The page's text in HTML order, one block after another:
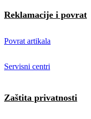
Reklamacije i povrat
Povrat artikala
Servisni centri
Zaštita privatnosti